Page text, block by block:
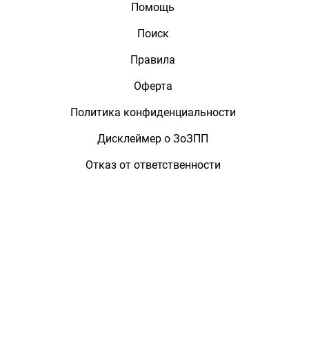
Помощь
Поиск
Правила
Оферта
Политика конфиденциальности
Дисклеймер о ЗоЗПП
Отказ от ответственности